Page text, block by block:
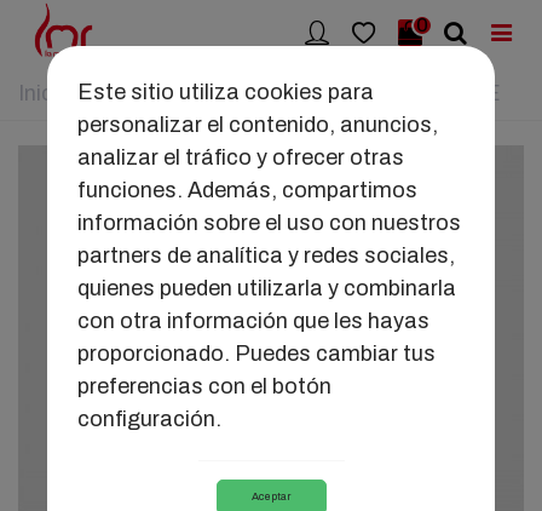
Este sitio utiliza cookies para
personalizar el contenido, anuncios,
analizar el tráfico y ofrecer otras
funciones. Además, compartimos
información sobre el uso con nuestros
partners de analítica y redes sociales,
quienes pueden utilizarla y combinarla
con otra información que les hayas
proporcionado. Puedes cambiar tus
preferencias con el botón
configuración.
Aceptar
0
Inicio > JUGUETES > DUAL SUCTION WINE